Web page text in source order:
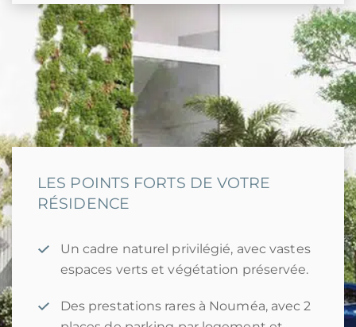
LES POINTS FORTS DE VOTRE
RÉSIDENCE
Un cadre naturel privilégié, avec vastes
espaces verts et végétation préservée.
Des prestations rares à Nouméa, avec 2